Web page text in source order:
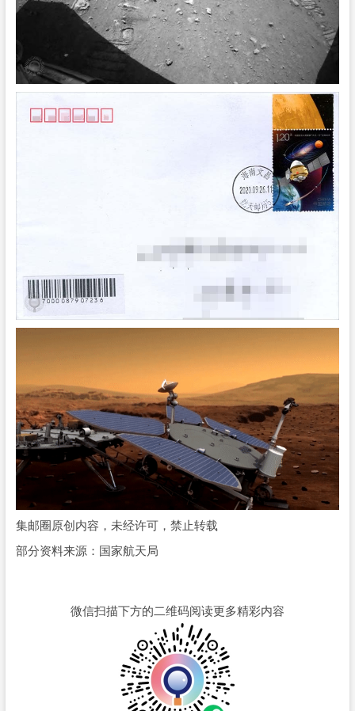
集邮圈原创内容，未经许可，禁止转载
部分资料来源：国家航天局
微信扫描下方的二维码阅读更多精彩内容